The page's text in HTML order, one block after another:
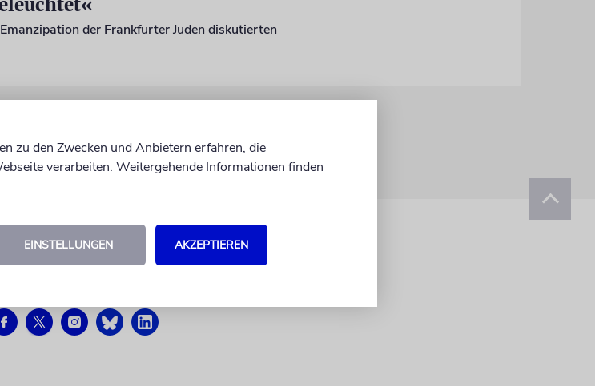
der Frankfurter Juden diskutierten
zu den Zwecken und Anbietern erfahren, die
verarbeiten. Weitergehende Informationen finden
EINSTELLUNGEN AKZEPTIEREN